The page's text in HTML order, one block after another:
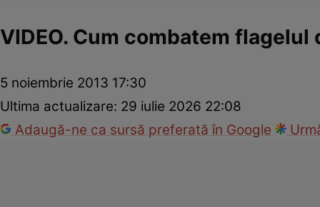
VIDEO. Cum combatem
5 noiembrie 2013 17:30
Ultima actualizare: 29 iulie 2026 22:08
Adaugă-ne ca sursă preferată în Google